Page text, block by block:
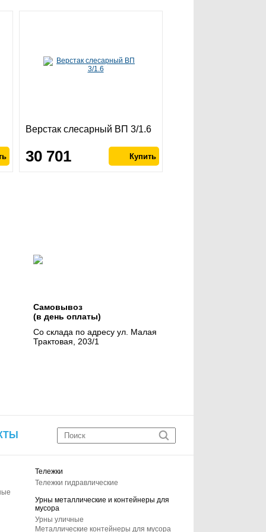
Верстак слесарный ВП 3/1.6
30 701
Самовывоз
(в день оплаты)
Со склада по адресу ул. Малая
Трактовая, 203/1
Тележки
Тележки гидравлические
Урны металлические и контейнеры для
мусора
Урны уличные
Металлические контейнеры для мусора